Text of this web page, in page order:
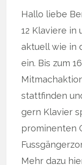
Hallo liebe
12 Klaviere in
aktuell wie in
ein. Bis zum
stattfinden
gern Klavier
prominenten
Mehr dazu